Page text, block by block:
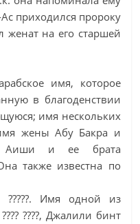
приходился пророку
женат на его старшей
имя, которое
в благоденствии
имя нескольких
жены Абу Бакра и
Аиши и ее брата
также известна по
Имя одной из
????, Джалили бинт